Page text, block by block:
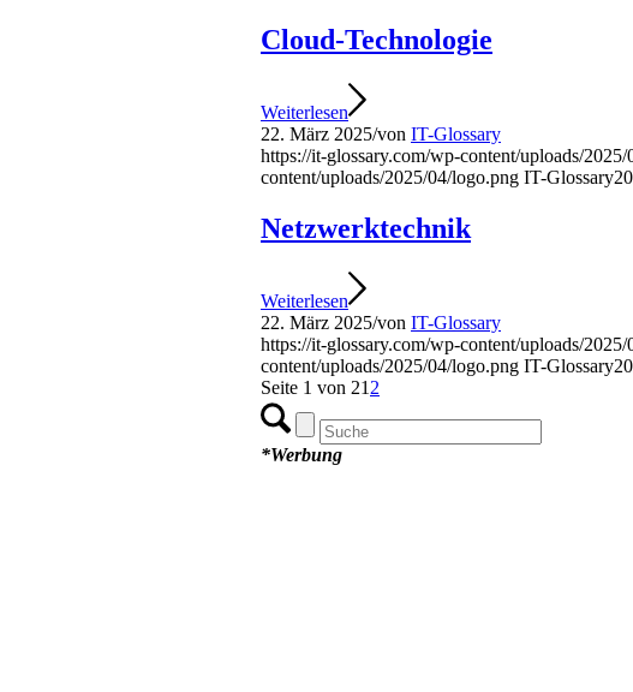
Cloud-Technologie
Weiterlesen
22. März 2025/von IT-Glossary
https://it-glossary.com/wp-content/uploads/
content/uploads/2025/04/logo.png IT-Glossary
Netzwerktechnik
Weiterlesen
22. März 2025/von IT-Glossary
https://it-glossary.com/wp-content/uploads/
content/uploads/2025/04/logo.png IT-Glossary
Seite 1 von 21 2
*Werbung